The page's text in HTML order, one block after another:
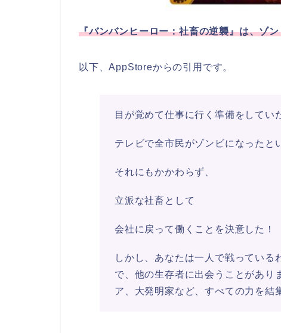
『バンバンヒーロー：社畜の逆襲』は、ゾ
以下、AppStoreからの引用です。
目が覚めて仕事に行く準備をしてい
テレビで全市民がゾンビになったと
それにもかかわらず、
立派な社畜として
会社に戻って働くことを決意した！
しかし、あなたは一人で戦っている
で、他の生存者に出会うことがあり
ア、大発明家など、すべての力を結